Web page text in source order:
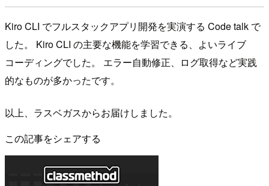
Kiro CLI でフルスタックアプリ開発を実演する Code talk で
した。 Kiro CLI の主要な機能を学習できる、よいライブ
コーディングでした。 エラー自動修正、ログ取得など実践
的なものが多かったです。
以上、ラスベガスからお届けしました。
この記事をシェアする